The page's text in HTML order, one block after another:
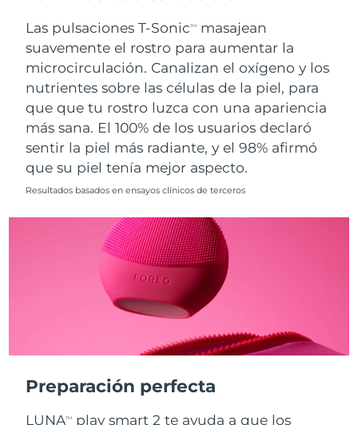
Las pulsaciones T-SonicTM
masajean
suavemente el rostro para aumentar la
microcirculación. Canalizan el oxígeno y los
nutrientes sobre las células de la piel, para
que que tu rostro luzca con una apariencia
más sana. El 100% de los usuarios declaró
sentir la piel más radiante, y el 98% afirmó
que su piel tenía mejor aspecto.
Resultados basados en ensayos clínicos de terceros
Preparación perfecta
LUNATM
play smart 2 te ayuda a que los
Eslovaquia Entrega prevista8/10/26
Eslovenia Entrega prevista8/10/26
Sudáfrica Entrega prevista8/18/26
Corea del Sur Entrega prevista
Entrega prevista
Entrega prevista
Entrega prevista8/14/26
Turquía Entrega prevista